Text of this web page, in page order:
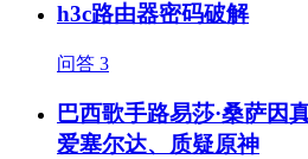
h3c路由器密码破解
问答 3
巴西歌手路易莎·桑萨因
爱塞尔达、质疑原神